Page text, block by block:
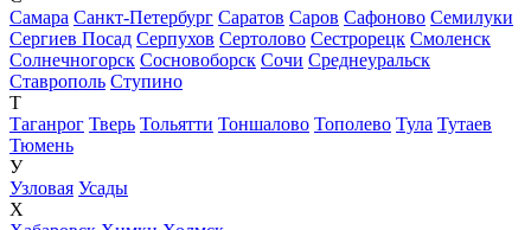
Самара Санкт-Петербург Саратов Саров Сафоново Семилуки
Сергиев Посад Серпухов Сертолово Сестрорецк Смоленск
Солнечногорск Сосновоборск Сочи Среднеуральск
Ставрополь Ступино
Т
Таганрог Тверь Тольятти Тоншалово Тополево Тула Тутаев
Тюмень
У
Узловая Усады
Х